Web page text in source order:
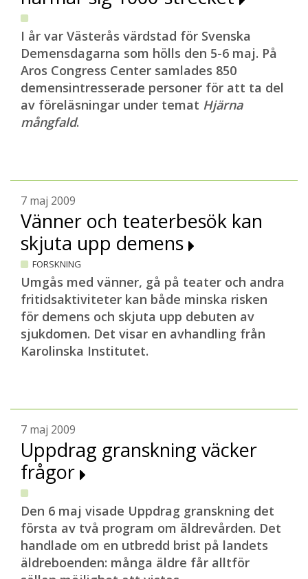
I år var Västerås värdstad för Svenska
Demensdagarna som hölls den 5-6 maj. På
Aros Congress Center samlades 850
demensintresserade personer för att ta del
av föreläsningar under temat Hjärna
mångfald.
7 maj 2009
Vänner och teaterbesök kan
skjuta upp demens
FORSKNING
Umgås med vänner, gå på teater och andra
fritidsaktiviteter kan både minska risken
för demens och skjuta upp debuten av
sjukdomen. Det visar en avhandling från
Karolinska Institutet.
7 maj 2009
Uppdrag granskning väcker
frågor
Den 6 maj visade Uppdrag granskning det
första av två program om äldrevården. Det
handlade om en utbredd brist på landets
äldreboenden: många äldre får alltför